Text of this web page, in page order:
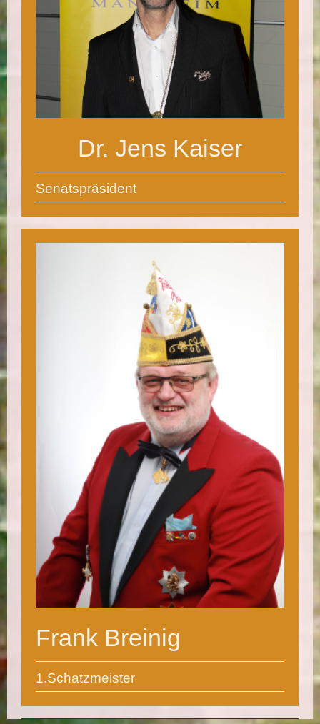
Dr. Jens Kaiser
Senatspräsident
Frank Breinig
1.Schatzmeister